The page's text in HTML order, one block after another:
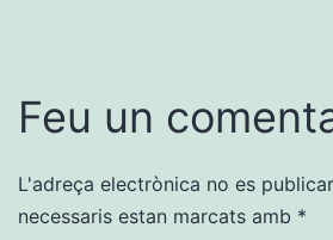
Feu un
L'adreça electrònica no es
necessaris estan marcats amb *